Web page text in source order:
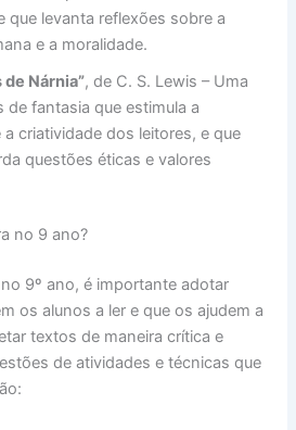
que levanta reflexões sobre a
e a moralidade.
de Nárnia”, de C. S. Lewis – Uma
de fantasia que estimula a
a criatividade dos leitores, e que
questões éticas e valores
no 9 ano?
9º ano, é importante adotar
os alunos a ler e que os ajudem a
textos de maneira crítica e
de atividades e técnicas que